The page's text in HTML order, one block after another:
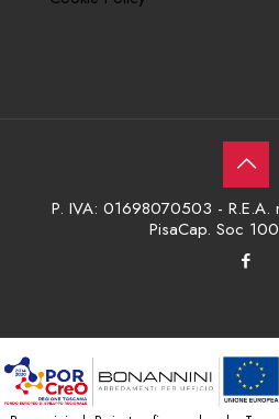
P. IVA: 01698070503 - R.E.A.
PisaCap. Soc